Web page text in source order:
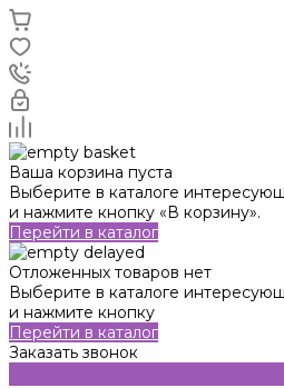
Ваша корзина пуста
Выберите в каталоге
и нажмите кнопку «В корзину».
Перейти в каталог
Отложенных товаров нет
Выберите в каталоге
и нажмите кнопку
Перейти в каталог
Заказать звонок